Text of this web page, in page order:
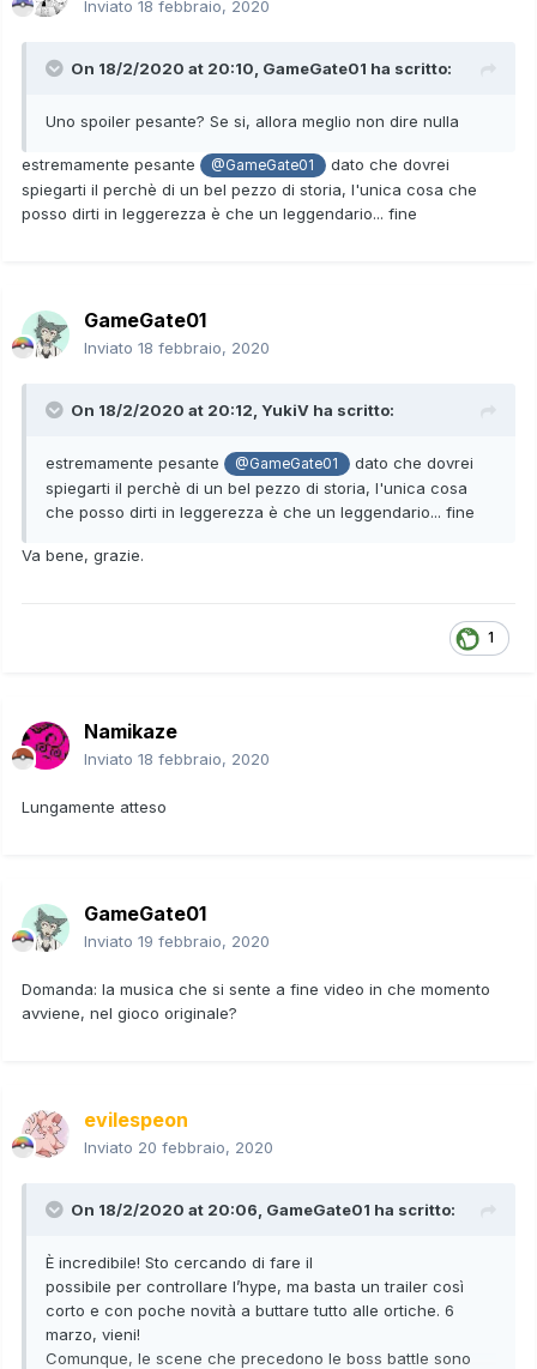
Inviato 18 febbraio, 2020
On 18/2/2020 at 20:10, GameGate01 ha scritto:
Uno spoiler pesante? Se si, allora meglio non dire nulla
estremamente pesante @GameGate01
dato che dovrei
spiegarti il perchè di un bel pezzo di storia, l'unica cosa che
posso dirti in leggerezza è che un leggendario... fine
GameGate01
Inviato 18 febbraio, 2020
On 18/2/2020 at 20:12, YukiV ha scritto:
estremamente pesante @GameGate01
dato che dovrei
spiegarti il perchè di un bel pezzo di storia, l'unica cosa
che posso dirti in leggerezza è che un leggendario... fine
Va bene, grazie.
1
Namikaze
Inviato 18 febbraio, 2020
Lungamente atteso
GameGate01
Inviato 19 febbraio, 2020
Domanda: la musica che si sente a fine video in che momento
avviene, nel gioco originale?
evilespeon
Inviato 20 febbraio, 2020
On 18/2/2020 at 20:06, GameGate01 ha scritto:
È incredibile! Sto cercando di fare il
possibile per controllare l’hype, ma basta un trailer così
corto e con poche novità a buttare tutto alle ortiche. 6
marzo, vieni!
Comunque, le scene che precedono le boss battle sono